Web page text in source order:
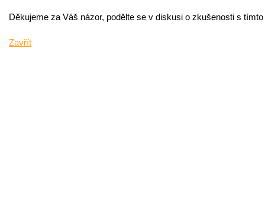
Děkujeme za Váš názor, podělte se v diskusi o zkušenosti s
Zavřít